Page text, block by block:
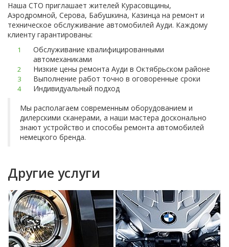
Наша СТО приглашает жителей Курасовщины,
Аэродромной, Серова, Бабушкина, Казинца на ремонт и
техническое обслуживание автомобилей Ауди. Каждому
клиенту гарантированы:
Обслуживание квалифицированными
автомеханиками
Низкие цены ремонта Ауди в Октябрьском районе
Выполнение работ точно в оговоренные сроки
Индивидуальный подход
Мы располагаем современным оборудованием и
дилерскими сканерами, а наши мастера досконально
знают устройство и способы ремонта автомобилей
немецкого бренда.
Другие услуги